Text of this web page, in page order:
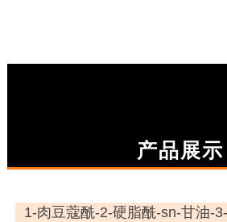
产品展示
1-肉豆蔻酰-2-硬脂酰-sn-甘油-